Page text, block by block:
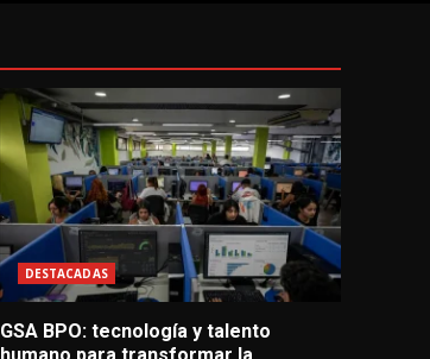
DESTACADAS
GSA BPO: tecnología y talento